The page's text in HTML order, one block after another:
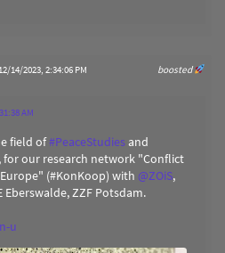
boosted
14/2023, 2:34:06 PM
AM
field of#PeaceStudiesand
for our research network "Conflict
(#KonKoop) with @ZOiS,
Eberswalde, ZZF Potsdam.
u